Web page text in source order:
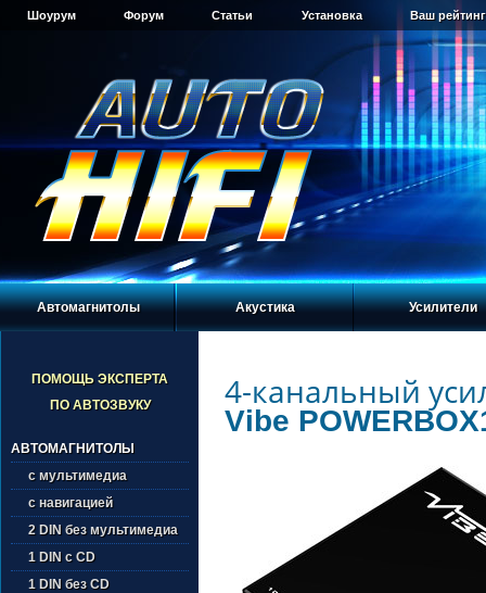
Шоурум Форум Статьи Установка Ваш
Автомагнитолы Акустика Усилители
ПОМОЩЬ ЭКСПЕРТА
ПО АВТОЗВУКУ
АВТОМАГНИТОЛЫ
с мультимедиа
с навигацией
2 DIN без мультимедиа
1 DIN с CD
1 DIN без CD
4-канальный
Vibe